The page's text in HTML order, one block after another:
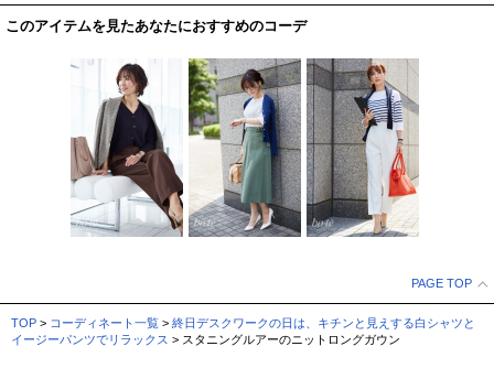
このアイテムを見たあなたにおすすめのコーデ
PAGE TOP
TOP > コーディネート一覧 > 終日デスクワークの日は、キチンと見えする白シャツと
イージーパンツでリラックス > スタニングルアーのニットロングガウン